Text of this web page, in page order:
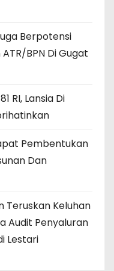
Berpotensi
BPN Di Gugat
RI, Lansia Di
Pembentukan
Dan
Teruskan Keluhan
Audit Penyaluran
Lestari